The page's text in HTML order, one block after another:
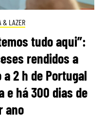
& LAZER
tudo aqui”:
rendidos a
2 h de Portugal
e há 300 dias de
ano